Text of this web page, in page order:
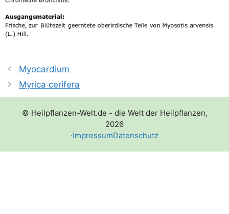
Myocardium
Myrica cerifera
© Heilpflanzen-Welt.de - die Welt der Heilpflanzen,
2026
·ImpressumDatenschutz